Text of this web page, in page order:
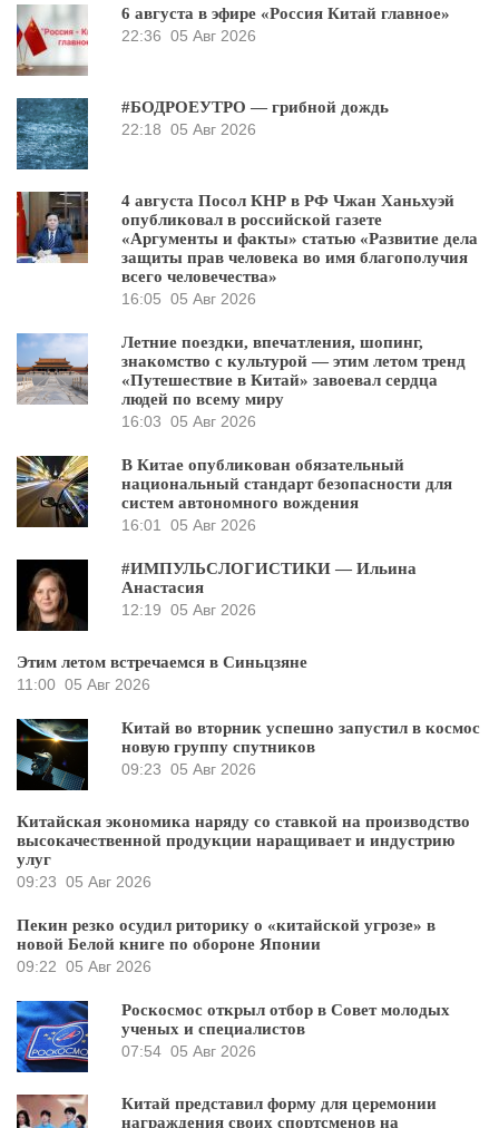
6 августа в эфире «Россия Китай главное»
22:36 05 Авг 2026
#БОДРОЕУТРО — грибной дождь
22:18 05 Авг 2026
4 августа Посол КНР в РФ Чжан Ханьхуэй
опубликовал в российской газете
«Аргументы и факты» статью «Развитие дела
защиты прав человека во имя благополучия
всего человечества»
16:05 05 Авг 2026
Летние поездки, впечатления, шопинг,
знакомство с культурой — этим летом тренд
«Путешествие в Китай» завоевал сердца
людей по всему миру
16:03 05 Авг 2026
В Китае опубликован обязательный
национальный стандарт безопасности для
систем автономного вождения
16:01 05 Авг 2026
#ИМПУЛЬСЛОГИСТИКИ — Ильина
Анастасия
12:19 05 Авг 2026
Этим летом встречаемся в Синьцзяне
11:00 05 Авг 2026
Китай во вторник успешно запустил в космос
новую группу спутников
09:23 05 Авг 2026
Китайская экономика наряду со ставкой на производство
высокачественной продукции наращивает и индустрию
улуг
09:23 05 Авг 2026
Пекин резко осудил риторику о «китайской угрозе» в
новой Белой книге по обороне Японии
09:22 05 Авг 2026
Роскосмос открыл отбор в Совет молодых
ученых и специалистов
07:54 05 Авг 2026
Китай представил форму для церемонии
награждения своих спортсменов на